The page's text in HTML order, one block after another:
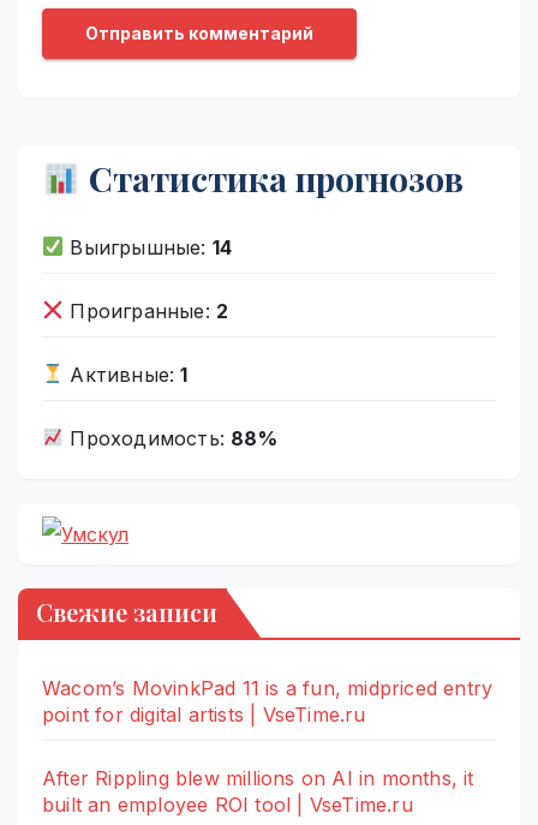
Статистика прогнозов
Выигрышные: 14
Проигранные: 2
Активные:1
Проходимость: 88%
Свежие записи
Wacom’s MovinkPad 11 is a fun, midpriced entry
point for digital artists | VseTime.ru
After Rippling blew millions on AI in months, it
built an employee ROI tool | VseTime.ru